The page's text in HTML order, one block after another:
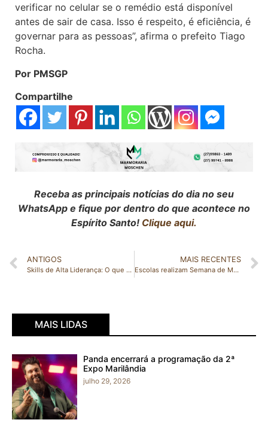
verificar no celular se o remédio está disponível
antes de sair de casa. Isso é respeito, é eficiência, é
governar para as pessoas”, afirma o prefeito Tiago
Rocha.
Por PMSGP
Compartilhe
Receba as principais notícias do dia no seu
WhatsApp e fique por dentro do que acontece no
Espírito Santo! Clique aqui.
ANTIGOS
Skills de Alta Liderança: O que realmente importa quando você ocupa o topo? – Leia o artigo escrito por Ellen Cavalcanti
MAIS RECENTES
Escolas realizam Semana de Mostra de Projetos com grande participação das famílias em São Gabriel da Palha
MAIS LIDAS
Panda encerrará a programação da 2ª
Expo Marilândia
julho 29, 2026